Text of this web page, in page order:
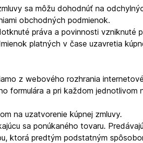
sa môžu dohodnúť na
obchodných podmienok.
práva a povinnosti vzniknuté
platných v čase uzavretia
z webového rozhrania
formulára a pri každom jednotlivom
na uzatvorenie kúpnej zmluvy.
sa ponúkaného tovaru.
ktorá predtým podstatným